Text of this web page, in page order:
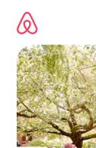
sadržaj